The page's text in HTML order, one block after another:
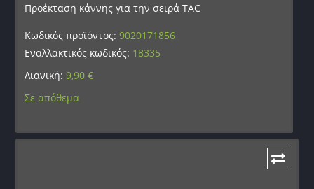
Προέκταση κάννης για την σειρά TAC
Κωδικός προϊόντος:9020171856
Εναλλακτικός κωδικός: 18335
Λιανική:9,90€
Σε απόθεμα